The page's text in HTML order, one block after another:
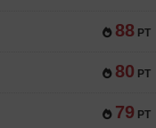
88 PT
80 PT
79 PT